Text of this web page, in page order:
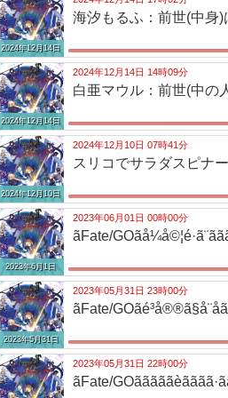
2024年12月14日
海汐もるふ：前世(中身
2024年12月14日
2024年12月14日 14時09分
白亜マウル：前世(中の
2024年12月10日
2024年12月10日 07時41分
スリコでサラダスピナ
2023年6月1日
2023年06月01日 00時00分
ãFate/
2023年5月31日
2023年05月31日 23時00分
ãFate/
2023年05月31日 22時00分
ãFate/